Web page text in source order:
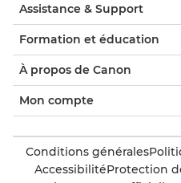
Assistance & Support
Formation et éducation
À propos de Canon
Mon compte
Conditions générales
AccessibilitéProtection